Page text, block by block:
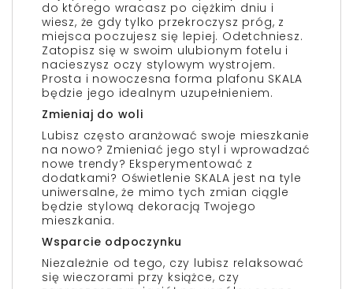
do którego wracasz po ciężkim dniu i
wiesz, że gdy tylko przekroczysz próg, z
miejsca poczujesz się lepiej. Odetchniesz.
Zatopisz się w swoim ulubionym fotelu i
nacieszysz oczy stylowym wystrojem.
Prosta i nowoczesna forma plafonu SKALA
będzie jego idealnym uzupełnieniem.
Zmieniaj do woli
Lubisz często aranżować swoje mieszkanie
na nowo? Zmieniać jego styl i wprowadzać
nowe trendy? Eksperymentować z
dodatkami? Oświetlenie SKALA jest na tyle
uniwersalne, że mimo tych zmian ciągle
będzie stylową dekoracją Twojego
mieszkania.
Wsparcie odpoczynku
Niezależnie od tego, czy lubisz relaksować
się wieczorami przy książce, czy